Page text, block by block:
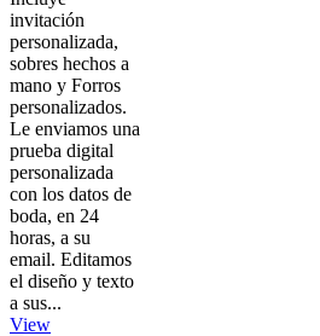
invitación
personalizada,
sobres hechos a
mano y Forros
personalizados.
Le enviamos una
prueba digital
personalizada
con los datos de
boda, en 24
horas, a su
email. Editamos
el diseño y texto
a sus...
View